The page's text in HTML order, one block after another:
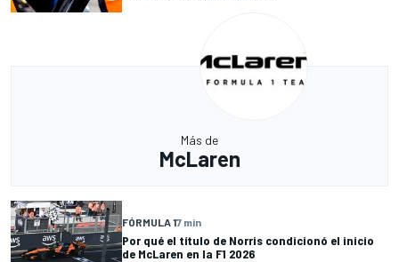
Más de
McLaren
FÓRMULA 17 min
Por qué el título de Norris condicionó el inicio
de McLaren en la F1 2026